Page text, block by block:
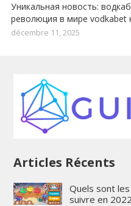
Уникальная новость:
революция в мире vodkabet
décembre 11, 2025
Articles Récents
Quels sont
suivre en